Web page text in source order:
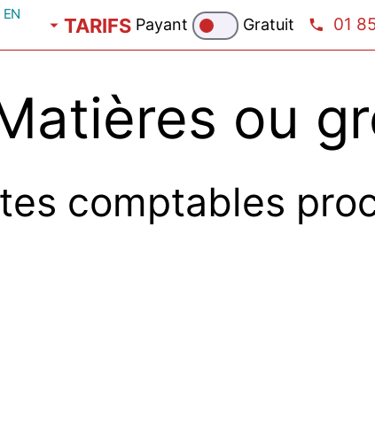
TARIFS Payant Gratuit 01
ou
comptables